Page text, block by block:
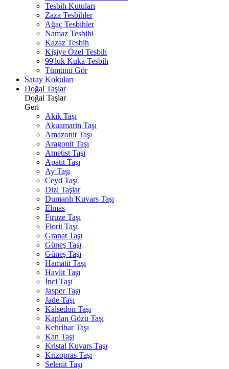
Tesbih Kutuları
Zaza Tesbihler
Ağaç Tesbihler
Namaz Tesbihi
Kazaz Tesbih
Kişiye Özel Tesbih
99'luk Kuka Tesbih
Tümünü Gör
Saray Kokuları
Doğal Taşlar
Doğal Taşlar
Geri
Akik Taşı
Akuamarin Taşı
Amazonit Taşı
Aragonit Taşı
Ametist Taşı
Apatit Taşı
Ay Taşı
Ceyd Taşı
Dizi Taşlar
Dumanlı Kuvars Taşı
Elmas
Firuze Taşı
Florit Taşı
Granat Taşı
Güneş Taşı
Güneş Taşı
Hamatit Taşı
Havlit Taşı
İnci Taşı
Jasper Taşı
Jade Taşı
Kalsedon Taşı
Kaplan Gözü Taşı
Kehribar Taşı
Kan Taşı
Kristal Kuvars Taşı
Krizopras Taşı
Selenit Taşı